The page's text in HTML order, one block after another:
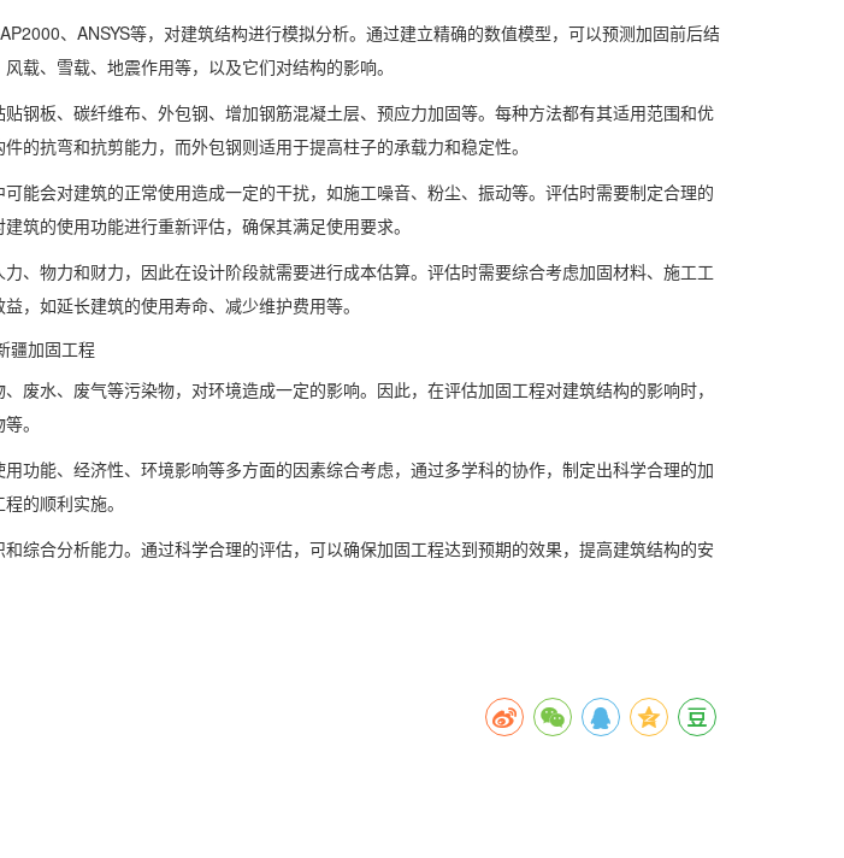
、ANSYS等，对建筑结构进行模拟分析。通过建立精确的数值模型，可以预测加固前后结
载、雪载、地震作用等，以及它们对结构的影响。
钢板、碳纤维布、外包钢、增加钢筋混凝土层、预应力加固等。每种方法都有其适用范围和优
的抗弯和抗剪能力，而外包钢则适用于提高柱子的承载力和稳定性。
能会对建筑的正常使用造成一定的干扰，如施工噪音、粉尘、振动等。评估时需要制定合理的
筑的使用功能进行重新评估，确保其满足使用要求。
、物力和财力，因此在设计阶段就需要进行成本估算。评估时需要综合考虑加固材料、施工工
，如延长建筑的使用寿命、减少维护费用等。
水、废气等污染物，对环境造成一定的影响。因此，在评估加固工程对建筑结构的影响时，
。
功能、经济性、环境影响等多方面的因素综合考虑，通过多学科的协作，制定出科学合理的加
的顺利实施。
综合分析能力。通过科学合理的评估，可以确保加固工程达到预期的效果，提高建筑结构的安